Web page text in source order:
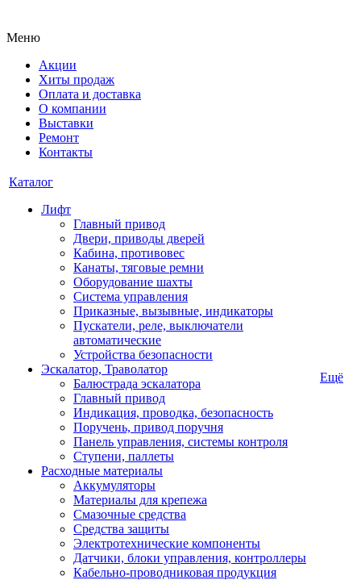
Меню
Акции
Хиты продаж
Оплата и доставка
О компании
Выставки
Ремонт
Контакты
Каталог
Лифт
Главный привод
Двери, приводы дверей
Кабина, противовес
Канаты, тяговые ремни
Оборудование шахты
Система управления
Приказные, вызывные, индикаторы
Пускатели, реле, выключатели
автоматические
Устройства безопасности
Эскалатор, Траволатор
Балюстрада эскалатора
Главный привод
Индикация, проводка, безопасность
Поручень, привод поручня
Панель управления, системы контроля
Ступени, паллеты
Расходные материалы
Аккумуляторы
Материалы для крепежа
Смазочные средства
Средства защиты
Электротехнические компоненты
Датчики, блоки управления, контроллеры
Кабельно-проводниковая продукция
Ещё